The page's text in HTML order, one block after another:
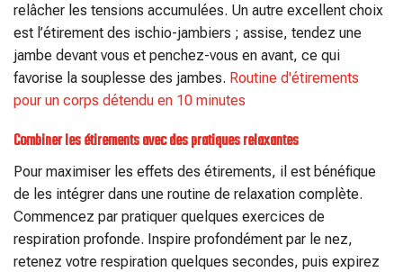
relâcher les tensions accumulées. Un autre excellent choix
est l’étirement des ischio-jambiers ; assise, tendez une
jambe devant vous et penchez-vous en avant, ce qui
favorise la souplesse des jambes. Routine d'étirements
pour un corps détendu en 10 minutes
Combiner les étirements avec des pratiques relaxantes
Pour maximiser les effets des étirements, il est bénéfique
de les intégrer dans une routine de relaxation complète.
Commencez par pratiquer quelques exercices de
respiration profonde. Inspire profondément par le nez,
retenez votre respiration quelques secondes, puis expirez